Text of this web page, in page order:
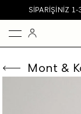
SIPARIŞINIZ
Mont &